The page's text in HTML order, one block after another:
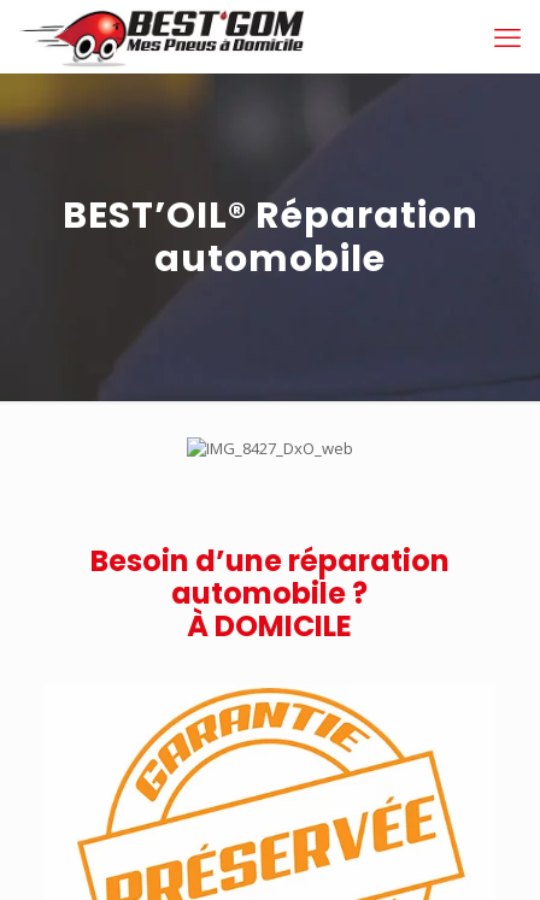
BEST’OIL® Réparation
automobile
Besoin d’une réparation
automobile ?
À DOMICILE